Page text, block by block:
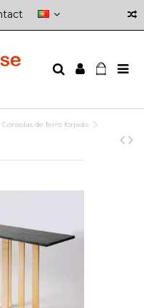
Consolas de ferro forjado